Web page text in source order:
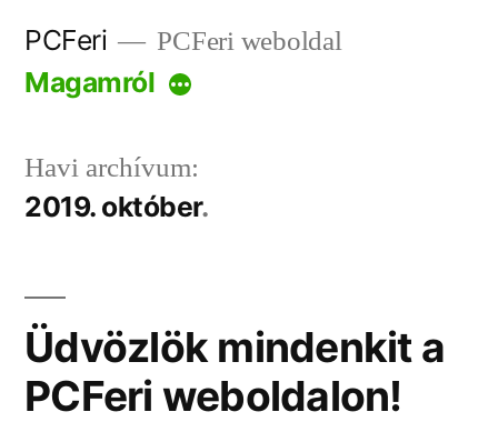
PCFeri PCFeri weboldal
Magamról Bővebben
Havi archívum:
2019. október
Üdvözlök mindenkit a
PCFeri weboldalon!